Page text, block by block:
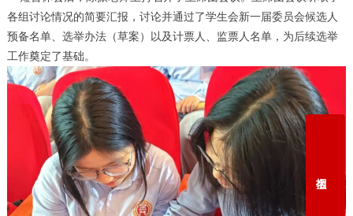
各组讨论情况的简要汇报，讨论并通过了学生会新一届委员会候选人
预备名单、选举办法（草案）以及计票人、监票人名单，为后续选举
工作奠定了基础。